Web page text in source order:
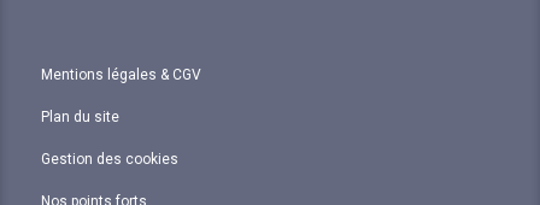
Mentions légales & CGV
Plan du site
Gestion des cookies
Nos points forts